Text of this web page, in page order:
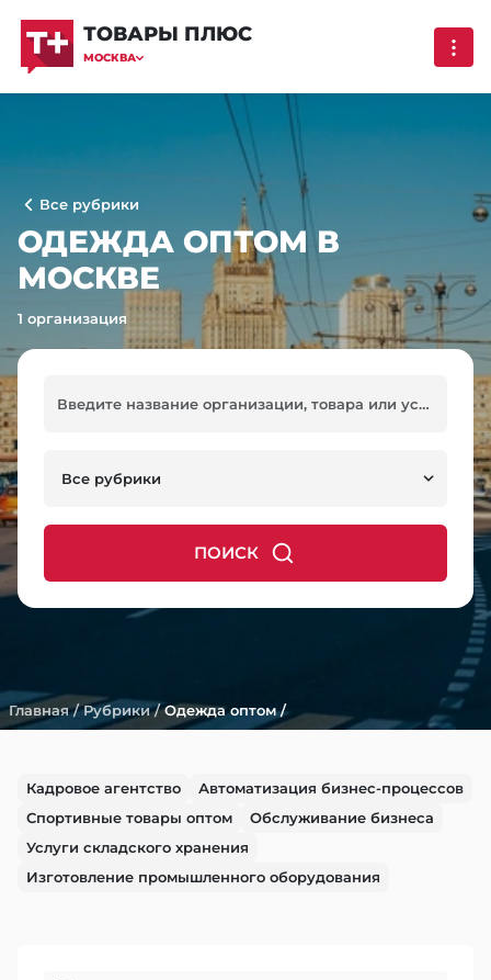
ТОВАРЫ ПЛЮС
МОСКВА
Все рубрики
ОДЕЖДА ОПТОМ В
МОСКВЕ
1 организация
Все рубрики
ПОИСК
Главная/Рубрики/Одежда оптом/
Кадровое агентство
Автоматизация бизнес-процессов
Спортивные товары оптом
Обслуживание бизнеса
Услуги складского хранения
Изготовление промышленного оборудования